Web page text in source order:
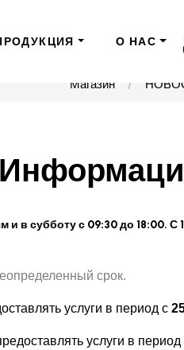
О НАС
Магазин
в субботу с 09:30 до
срок.
услуги в период с
услуги в период